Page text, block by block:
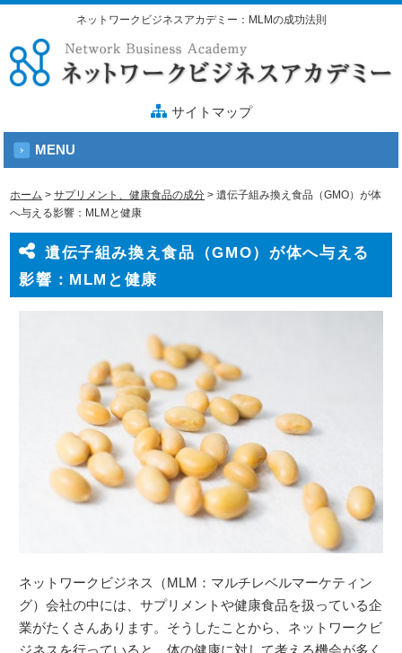
ネットワークビジネスアカデミー：MLMの成功法則
サイトマップ
MENU
ホーム >サプリメント、健康食品の成分 >遺伝子組み換え食品（GMO）が体
へ与える影響：MLMと健康
遺伝子組み換え食品（GMO）が体へ与える
影響：MLMと健康
ネットワークビジネス（MLM：マルチレベルマーケティン
グ）会社の中には、サプリメントや健康食品を扱っている企
業がたくさんあります。そうしたことから、ネットワークビ